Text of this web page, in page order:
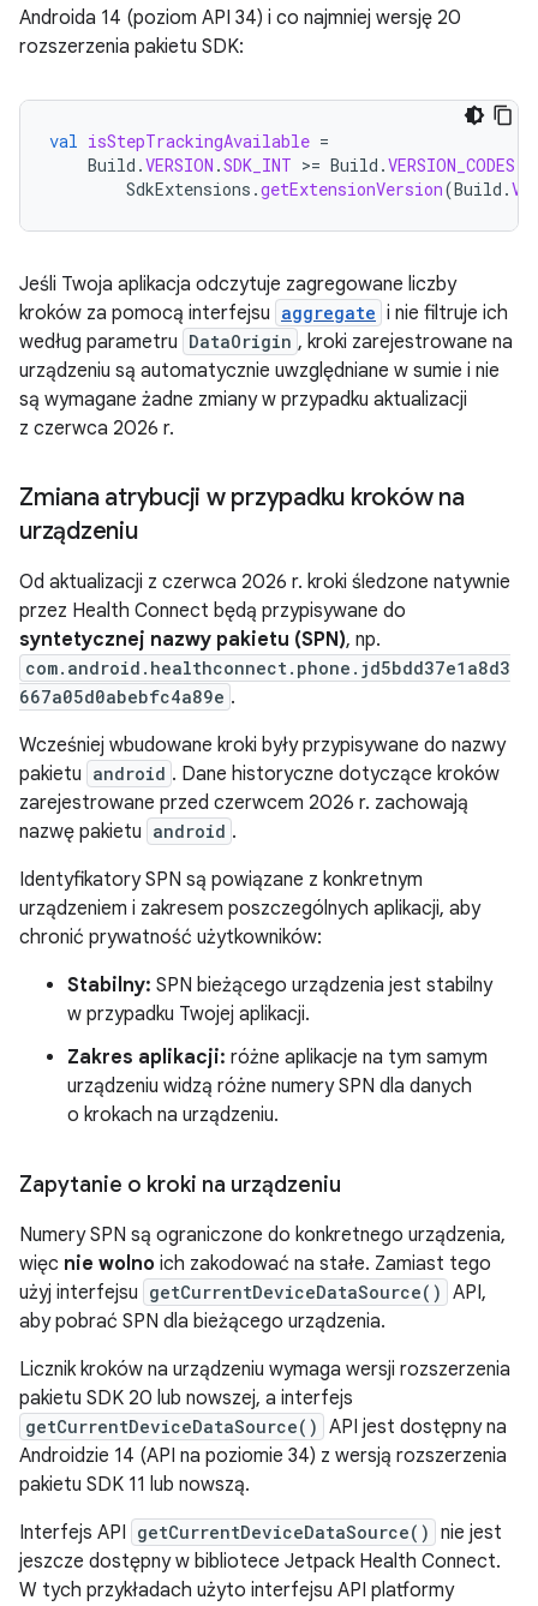
Androida 14 (poziom API 34) i co najmniej wersję 20
rozszerzenia pakietu SDK:
val isStepTrackingAvailable =
Build .VERSION .SDK_INT >= Build .VERSION_CODES
SdkExtensions .getExtensionVersion(Build .
Jeśli Twoja aplikacja odczytuje zagregowane liczby
kroków za pomocą interfejsu aggregate i nie filtruje ich
według parametru DataOrigin , kroki zarejestrowane na
urządzeniu są automatycznie uwzględniane w sumie i nie
są wymagane żadne zmiany w przypadku aktualizacji
z czerwca 2026 r.
Zmiana atrybucji w przypadku kroków na
urządzeniu
Od aktualizacji z czerwca 2026 r. kroki śledzone natywnie
przez Health Connect będą przypisywane do
syntetycznej nazwy pakietu (SPN), np.
com.android.healthconnect.phone.jd5bdd37e1a8d3
667a05d0abebfc4a89e .
Wcześniej wbudowane kroki były przypisywane do nazwy
pakietu android . Dane historyczne dotyczące kroków
zarejestrowane przed czerwcem 2026 r. zachowają
nazwę pakietu android .
Identyfikatory SPN są powiązane z konkretnym
urządzeniem i zakresem poszczególnych aplikacji, aby
chronić prywatność użytkowników:
Stabilny: SPN bieżącego urządzenia jest stabilny
w przypadku Twojej aplikacji.
Zakres aplikacji: różne aplikacje na tym samym
urządzeniu widzą różne numery SPN dla danych
o krokach na urządzeniu.
Zapytanie o kroki na urządzeniu
Numery SPN są ograniczone do konkretnego urządzenia,
więc nie wolno ich zakodować na stałe. Zamiast tego
użyj interfejsu getCurrentDeviceDataSource() API,
aby pobrać SPN dla bieżącego urządzenia.
Licznik kroków na urządzeniu wymaga wersji rozszerzenia
pakietu SDK 20 lub nowszej, a interfejs
getCurrentDeviceDataSource() API jest dostępny na
Androidzie 14 (API na poziomie 34) z wersją rozszerzenia
pakietu SDK 11 lub nowszą.
Interfejs API getCurrentDeviceDataSource() nie jest
jeszcze dostępny w bibliotece Jetpack Health Connect.
W tych przykładach użyto interfejsu API platformy